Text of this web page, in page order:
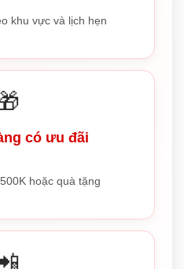
khu vực và lịch hẹn
có ưu đãi
hoặc quà tặng